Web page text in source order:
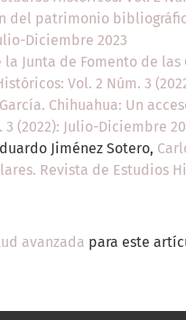
del patrimonio
Diciembre 2023
la Junta de Fomento de
Vol. 2 Núm. 3
Chihuahua: Un
(2022): Julio-Diciembre
Jiménez Sotero,
Revista de Estudios
avanzada para este